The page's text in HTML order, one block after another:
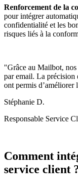
Renforcement de la
pour intégrer
confidentialité et les
risques liés à la
"Grâce au Mailbot,
par email. La précision
ont permis
Stéphanie D.
Responsable Service
Comment
service client